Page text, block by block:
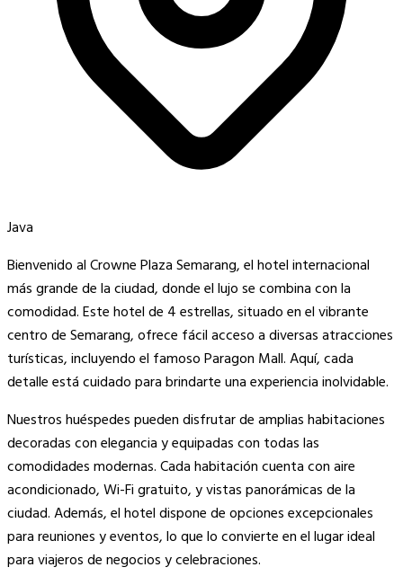
Java
Bienvenido al Crowne Plaza Semarang, el hotel internacional
más grande de la ciudad, donde el lujo se combina con la
comodidad. Este hotel de 4 estrellas, situado en el vibrante
centro de Semarang, ofrece fácil acceso a diversas atracciones
turísticas, incluyendo el famoso Paragon Mall. Aquí, cada
detalle está cuidado para brindarte una experiencia inolvidable.
Nuestros huéspedes pueden disfrutar de amplias habitaciones
decoradas con elegancia y equipadas con todas las
comodidades modernas. Cada habitación cuenta con aire
acondicionado, Wi-Fi gratuito, y vistas panorámicas de la
ciudad. Además, el hotel dispone de opciones excepcionales
para reuniones y eventos, lo que lo convierte en el lugar ideal
para viajeros de negocios y celebraciones.